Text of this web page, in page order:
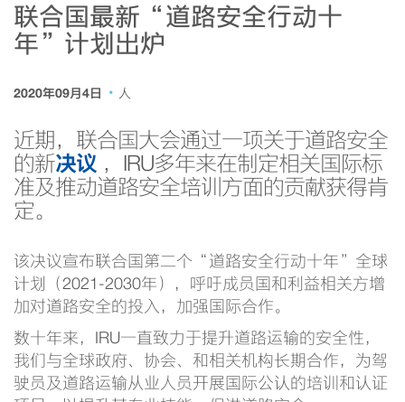
联合国最新“道路安全行动十
年”计划出炉
2020年09月4日 · 人
近期，联合国大会通过一项关于道路安全
的新决议 ，IRU多年来在制定相关国际标
准及推动道路安全培训方面的贡献获得肯
定。
该决议宣布联合国第二个“道路安全行动十年”全球
计划（2021-2030年），呼吁成员国和利益相关方增
加对道路安全的投入，加强国际合作。
数十年来，IRU一直致力于提升道路运输的安全性，
我们与全球政府、协会、和相关机构长期合作，为驾
驶员及道路运输从业人员开展国际公认的培训和认证